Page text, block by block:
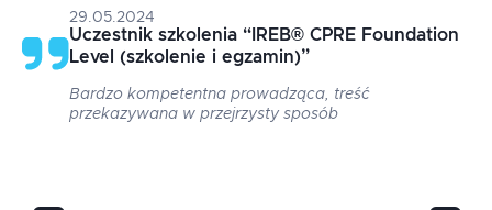
29.05.2024
Uczestnik szkolenia “ IREB® CPRE Foundation
Level (szkolenie i egzamin)”
Bardzo kompetentna prowadząca, treść
przekazywana w przejrzysty sposób